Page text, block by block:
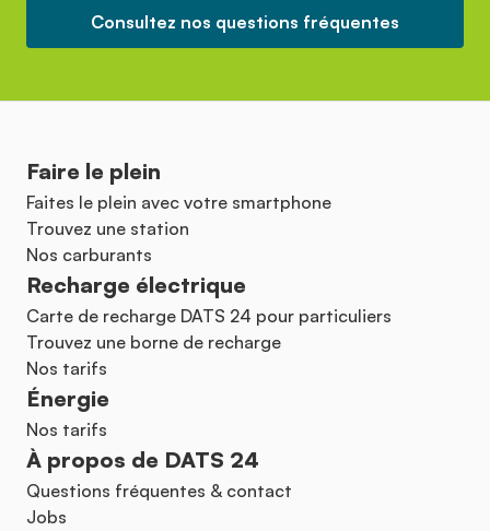
Consultez nos questions fréquentes
Faire le plein
Faites le plein avec votre smartphone
Trouvez une station
Nos carburants
Recharge électrique
Carte de recharge DATS 24 pour particuliers
Trouvez une borne de recharge
Nos tarifs
Énergie
Nos tarifs
À propos de DATS 24
Questions fréquentes & contact
Jobs